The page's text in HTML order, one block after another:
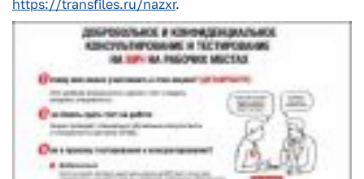
https://transfiles.ru/nazxr.